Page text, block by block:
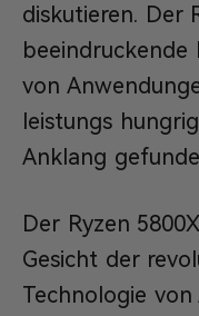
diskutieren. Der
beeindruckende
von
leistungs
Anklang
Der Ryzen
Gesicht der
Technologie